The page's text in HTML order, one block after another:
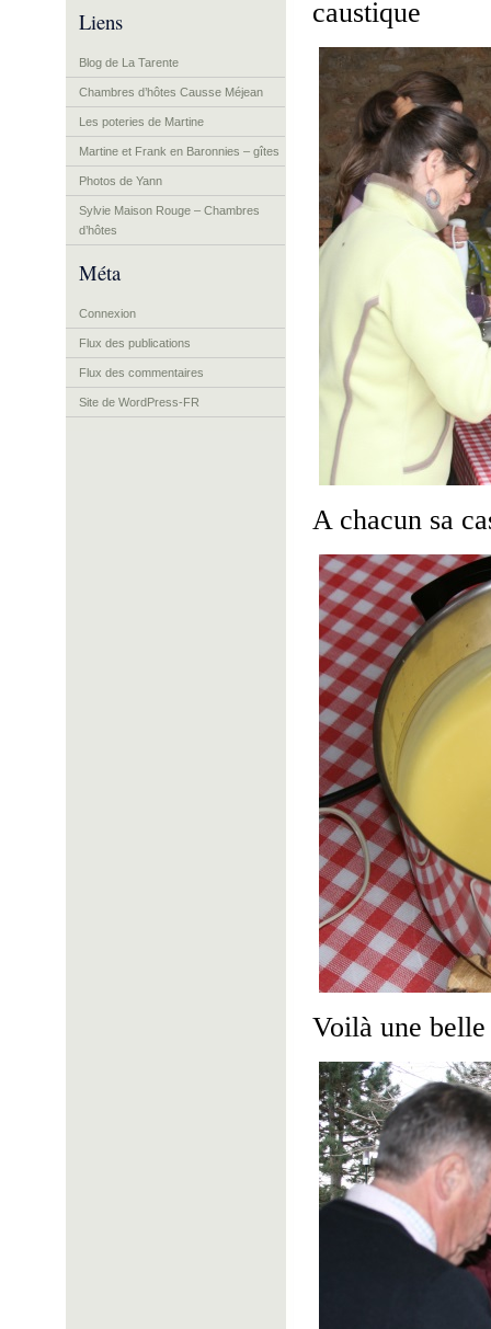
Liens
Blog de La Tarente
Chambres d’hôtes Causse Méjean
Les poteries de Martine
Martine et Frank en Baronnies – gîtes
Photos de Yann
Sylvie Maison Rouge – Chambres
d’hôtes
Méta
Connexion
Flux des publications
Flux des commentaires
Site de WordPress-FR
caustique
A chacun sa
Voilà une